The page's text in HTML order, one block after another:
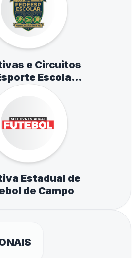
e Circuitos
Escolar
de Atletismo,
e Tênis de
Mesa
Estadual de
de Campo